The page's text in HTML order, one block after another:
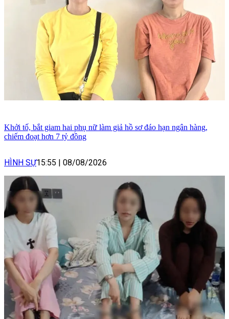
Khởi tố, bắt giam hai phụ nữ làm giả hồ sơ đáo hạn ngân hàng,
chiếm đoạt hơn 7 tỷ đồng
HÌNH SỰ15:55 08/08/2026